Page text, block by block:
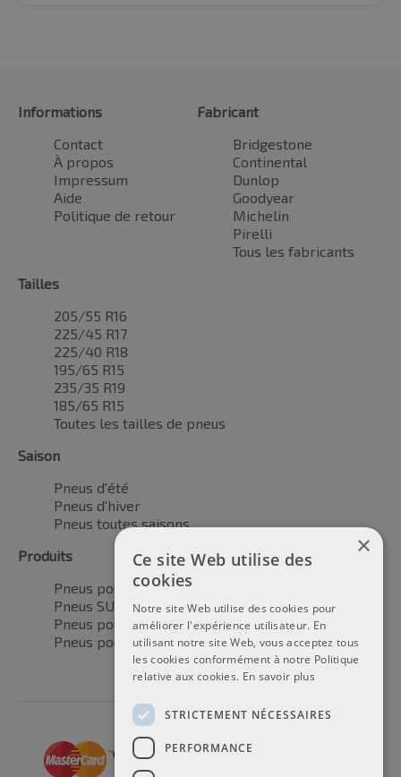
Informations
Contact
À propos
Impressum
Aide
Politique de retour
Fabricant
Bridgestone
Continental
Dunlop
Goodyear
Michelin
Pirelli
Tous les fabricants
Tailles
205/55 R16
225/45 R17
225/40 R18
195/65 R15
235/35 R19
185/65 R15
Toutes les tailles de pneus
Saison
Pneus d'été
Pneus d'hiver
Pneus toutes saisons
Produits
Pneus pour voitures
Pneus SUV / 4x4
Pneus pour camionnettes
Pneus pour motos
×
Ce site Web utilise des
cookies
Notre site Web utilise des cookies pour
améliorer l'expérience utilisateur. En
utilisant notre site Web, vous acceptez tous
les cookies conformément à notre Politique
relative aux cookies. En savoir plus
STRICTEMENT NÉCESSAIRES
PERFORMANCE